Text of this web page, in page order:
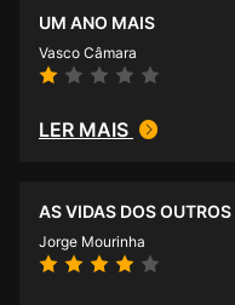
UM ANO MAIS
Vasco Câmara
LER MAIS
AS VIDAS DOS OUTROS
Jorge Mourinha